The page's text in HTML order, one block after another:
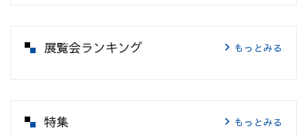
展覧会ランキング もっとみる
特集 もっとみる